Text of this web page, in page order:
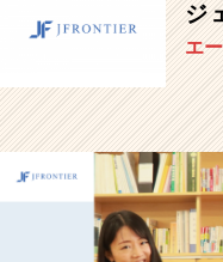
ン
テ
式
会
社
の
採
ジ
エ